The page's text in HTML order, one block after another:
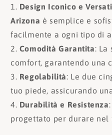
Design Iconico e
Arizona è semplice e
facilmente a ogni tipo di
Comodità Garantita: La
comfort, garantendo una
Regolabilità: Le due
tuo piede, assicurando
Durabilità e Resistenza
progettato per durare nel